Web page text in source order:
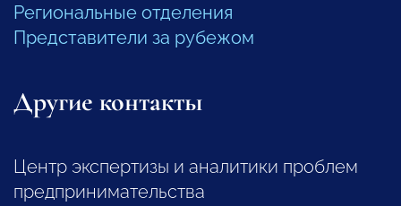
Региональные отделения
Представители за рубежом
Другие контакты
Центр экспертизы и аналитики проблем
предпринимательства